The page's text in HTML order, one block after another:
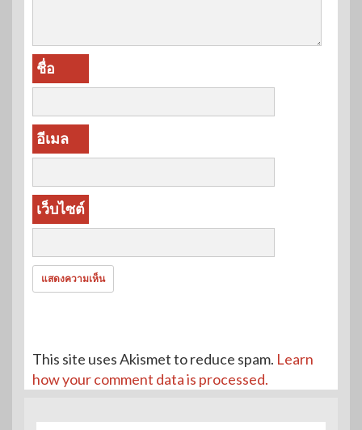
ชื่อ
อีเมล
เว็บไซต์
This site uses Akismet to reduce spam. Learn
how your comment data is processed.